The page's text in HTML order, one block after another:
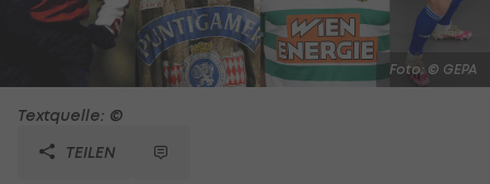
Foto: © GEPA
Textquelle: ©
TEILEN